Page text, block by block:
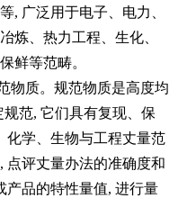
, 广泛用于电子、电力、
炼、热力工程、生化、
鲜等范畴。
物质。规范物质是高度均
范, 它们具有复现、保
化学、生物与工程丈量范
点评丈量办法的准确度和
产品的特性量值, 进行量